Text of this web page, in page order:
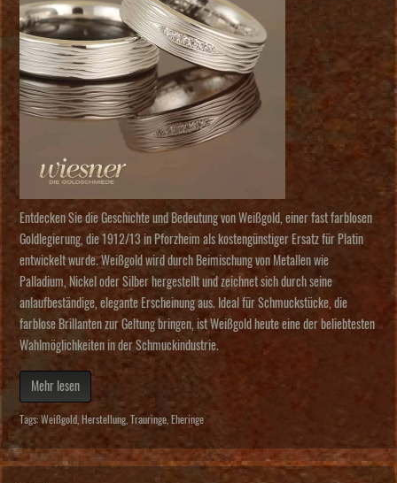
Entdecken Sie die Geschichte und Bedeutung von Weißgold, einer fast farblosen
Goldlegierung, die 1912/13 in Pforzheim als kostengünstiger Ersatz für Platin
entwickelt wurde. Weißgold wird durch Beimischung von Metallen wie
Palladium, Nickel oder Silber hergestellt und zeichnet sich durch seine
anlaufbeständige, elegante Erscheinung aus. Ideal für Schmuckstücke, die
farblose Brillanten zur Geltung bringen, ist Weißgold heute eine der beliebtesten
Wahlmöglichkeiten in der Schmuckindustrie.
Mehr lesen
Tags: Weißgold Herstellung, Trauringe Eheringe